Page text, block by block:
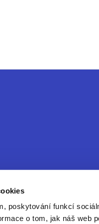
poskytování funkcí
o tom, jak náš web